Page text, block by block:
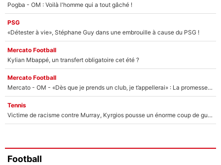
Pogba - OM : Voilà l'homme qui a tout gâché !
PSG
«Détester à vie», Stéphane Guy dans une embrouille à cause du PSG !
Mercato Football
Kylian Mbappé, un transfert obligatoire cet été ?
Mercato Football
Mercato - OM - «Dès que je prends un club, je t’appellerai» : La promesse de Marcelino au moment de claquer la porte
Tennis
Victime de racisme contre Murray, Kyrgios pousse un énorme coup de gueule !
Football